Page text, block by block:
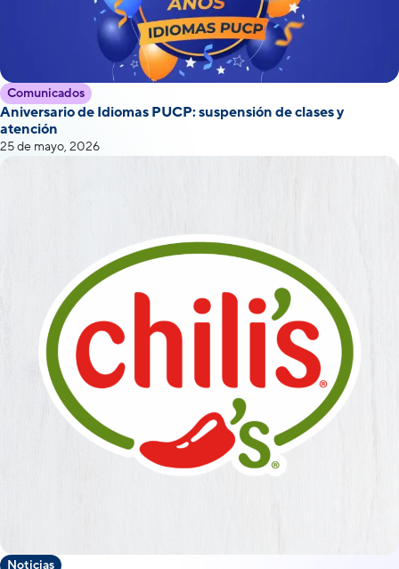
Comunicados
Aniversario de Idiomas PUCP: suspensión de clases y
atención
25 de mayo, 2026
Noticias